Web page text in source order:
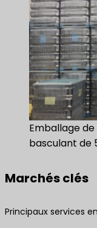
Emballage
basculant de
Marchés clés
Principaux services